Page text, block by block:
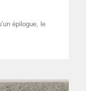
épilogue, le